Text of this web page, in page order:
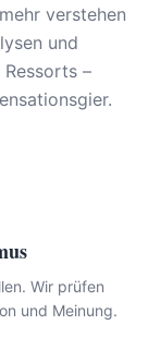
verstehen
und
–
Wir prüfen
und Meinung.